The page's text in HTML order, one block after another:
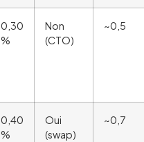
0,30
%
Non
(CTO)
~0,5
0,40
%
Oui
(swap)
~0,7